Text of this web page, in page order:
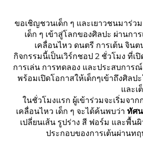
ขอเชิญชวนเด็ก ๆ และเยาวชนมาร่ว
เด็ก ๆ เข้าสู่โลกของศิลปะ ผ่านก
เคลื่อนไหว ดนตรี การเต้น จิน
กิจกรรมนี้เป็นเวิร์กชอป 2 ชั่วโมง ที่
การเล่น การทดลอง และประสบการ
พร้อมเปิดโอกาสให้เด็กๆเข้าถึงศิลป
และเ
ในชั่วโมงแรก ผู้เข้าร่วมจะเริ่มจา
เคลื่อนไหว เด็ก ๆ จะได้ค้นพบว่า ทัศ
เปลี่ยนเส้น รูปร่าง สี ฟอร์ม และพื้น
ประกอบของการเต้นผ่านท